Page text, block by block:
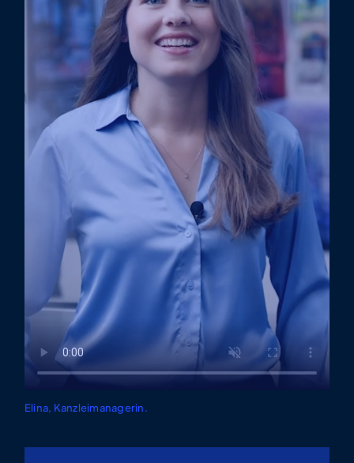
Elina, Kanzleimanagerin.